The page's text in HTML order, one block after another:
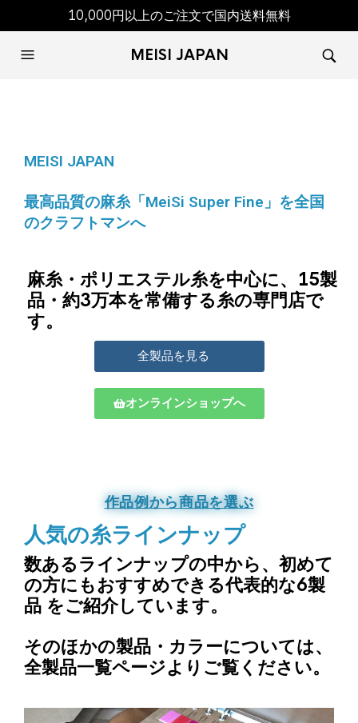
10,000円以上のご注文で国内送料無料
MEISI JAPAN
MEISI JAPAN
最高品質の麻糸「MeiSi Super Fine」を全国
のクラフトマンへ
麻糸・ポリエステル糸を中心に、15製
品・約3万本を常備する糸の専門店で
す。
全製品を見る
オンラインショップへ
作品例から商品を選ぶ
人気の糸ラインナップ
数あるラインナップの中から、 初めて
の方にもおすすめできる代表的な6製
品 をご紹介しています。
そのほかの製品・カラーについては、
全製品一覧ページよりご覧ください。